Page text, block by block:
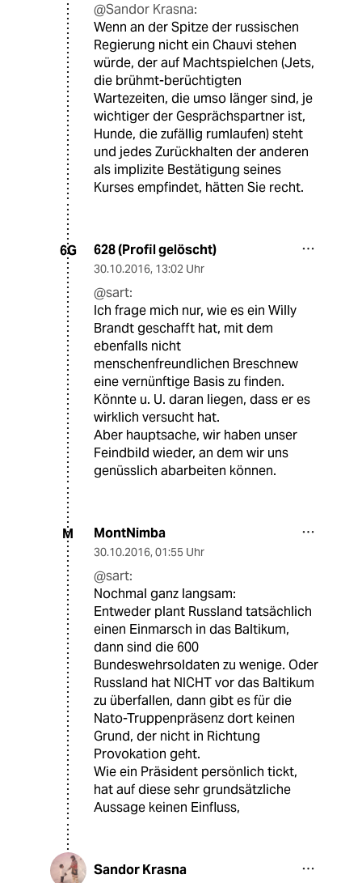
@Sandor Krasna:
Wenn an der Spitze der russischen
Regierung nicht ein Chauvi stehen
würde, der auf Machtspielchen (Jets,
die brühmt-berüchtigten
Wartezeiten, die umso länger sind, je
wichtiger der Gesprächspartner ist,
Hunde, die zufällig rumlaufen) steht
und jedes Zurückhalten der anderen
als implizite Bestätigung seines
Kurses empfindet, hätten Sie recht.
6G 628 (Profil gelöscht)
30.10.2016, 13:02 Uhr
@sart:
Ich frage mich nur, wie es ein Willy
Brandt geschafft hat, mit dem
ebenfalls nicht
menschenfreundlichen Breschnew
eine vernünftige Basis zu finden.
Könnte u. U. daran liegen, dass er es
wirklich versucht hat.
Aber hauptsache, wir haben unser
Feindbild wieder, an dem wir uns
genüsslich abarbeiten können.
M MontNimba
30.10.2016, 01:55 Uhr
@sart:
Nochmal ganz langsam:
Entweder plant Russland tatsächlich
einen Einmarsch in das Baltikum,
dann sind die 600
Bundeswehrsoldaten zu wenige. Oder
Russland hat NICHT vor das Baltikum
zu überfallen, dann gibt es für die
Nato-Truppenpräsenz dort keinen
Grund, der nicht in Richtung
Provokation geht.
Wie ein Präsident persönlich tickt,
hat auf diese sehr grundsätzliche
Aussage keinen Einfluss,
Sandor Krasna